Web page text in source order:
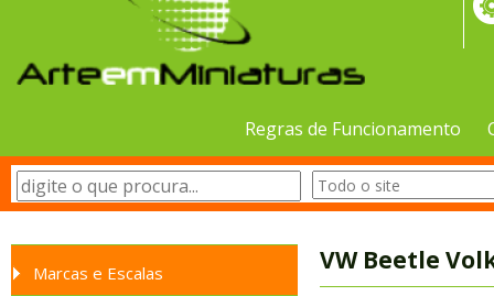
Regras de Funcionamento
Marcas e Escalas VW Beetle